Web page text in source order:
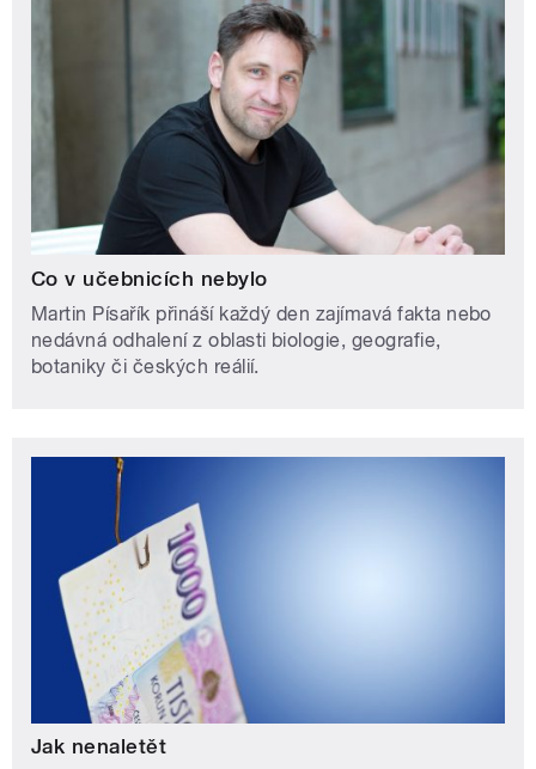
Co v učebnicích nebylo
Martin Písařík přináší každý den zajímavá fakta nebo
nedávná odhalení z oblasti biologie, geografie,
botaniky či českých reálií.
Jak nenaletět